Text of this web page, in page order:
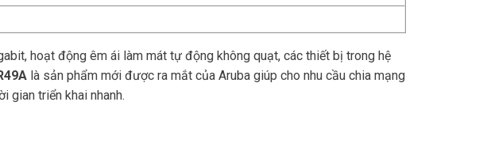
hoạt động êm ái làm mát tự động không quạt, các thiết bị trong hệ
là sản phẩm mới được ra mắt của Aruba giúp cho nhu cầu chia mạng
gian triển khai nhanh.